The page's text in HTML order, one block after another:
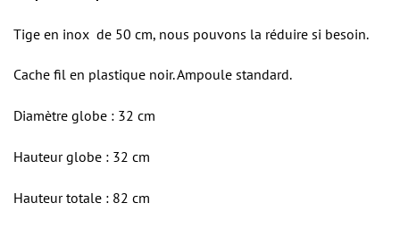
Tige en inox de 50 cm, nous pouvons la réduire si besoin.
Cache fil en plastique noir. Ampoule standard.
Diamètre globe : 32 cm
Hauteur globe : 32 cm
Hauteur totale : 82 cm